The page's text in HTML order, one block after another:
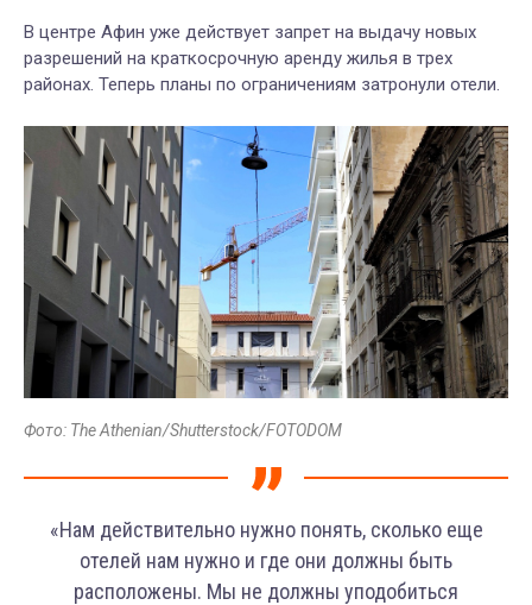
В центре Афин уже действует запрет на выдачу новых
разрешений на краткосрочную аренду жилья в трех
районах. Теперь планы по ограничениям затронули отели.
Фото: The Athenian/Shutterstock/FOTODOM
«Нам действительно нужно понять, сколько еще
отелей нам нужно и где они должны быть
расположены. Мы не должны уподобиться